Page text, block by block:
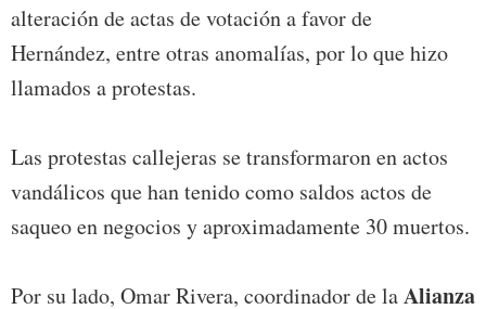
alteración de actas de votación a favor de
Hernández, entre otras anomalías, por lo que hizo
llamados a protestas.
Las protestas callejeras se transformaron en actos
vandálicos que han tenido como saldos actos de
saqueo en negocios y aproximadamente 30 muertos.
Por su lado, Omar Rivera, coordinador de laAlianza